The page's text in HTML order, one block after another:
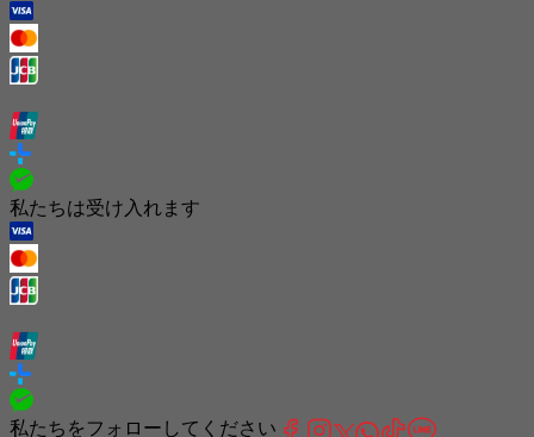
私たちは受け入れます
私たちをフォローしてください